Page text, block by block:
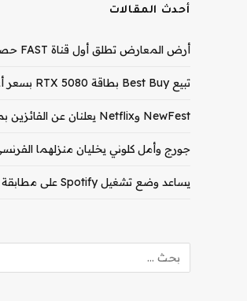
أحدث المقالات
أرض المعارض تطلق أول قناة FAST حصرية للذكاء الاصطناعي
تبيع Best Buy بطاقة RTX 5080 بسعر أعلى من سعر MSRP الخاص بـ RTX 5090
NewFest وNetflix يعلنان عن الفائزين بمنحة المخرجين الجدد لعام 2026
جورج وأمل كلوني يخليان منزلهما
يساعد وضع تشغيل Spotify على مطابقة الألحان مع الإيقاع